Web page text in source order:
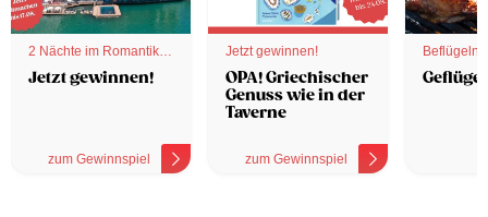
2 Nächte im Romantik
Hotel
Jetzt gewinnen!
zum Gewinnspiel
Jetzt gewinnen!
OPA! Griechischer
Genuss wie in der
Taverne
zum Gewinnspiel